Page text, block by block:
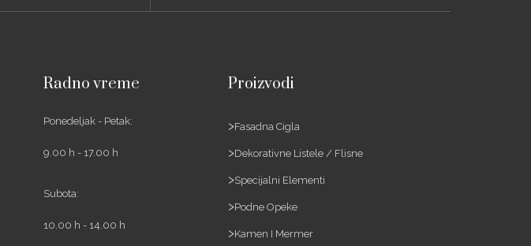
Radno vreme
Ponedeljak - Petak:
9.00 h - 17.00 h
Subota:
10.00 h - 14.00 h
Proizvodi
Fasadna Cigla
Dekorativne Listele / Flisne
Specijalni Elementi
Podne Opeke
Kamen I Mermer